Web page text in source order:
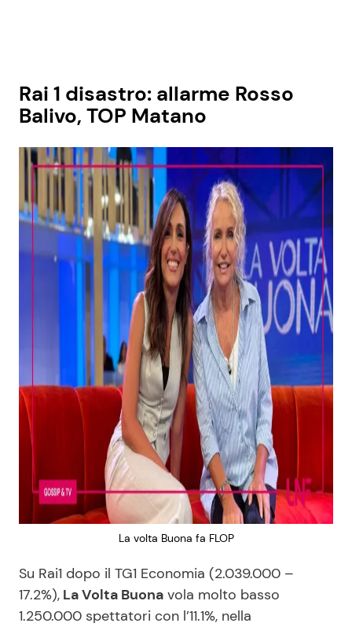
Rai 1 disastro: allarme Rosso
Balivo, TOP Matano
La volta Buona fa FLOP
Su Rai1 dopo il TG1 Economia (2.039.000 –
17.2%), La Volta Buona vola molto basso
1.250.000 spettatori con l’11.1%, nella